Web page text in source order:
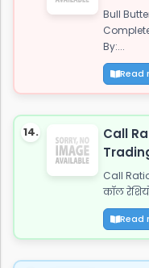
Bull
By:...
Read
14.
Call
Call
कॉल
Read